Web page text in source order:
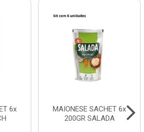
6x
MAIONESE SACHET 6x
200GR SALADA